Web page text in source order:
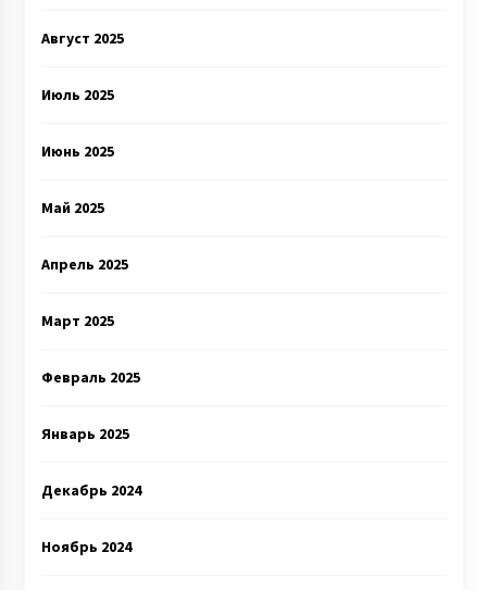
Август 2025
Июль 2025
Июнь 2025
Май 2025
Апрель 2025
Март 2025
Февраль 2025
Январь 2025
Декабрь 2024
Ноябрь 2024